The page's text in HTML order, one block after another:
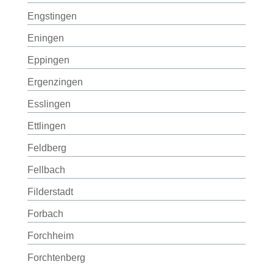
Engstingen
Eningen
Eppingen
Ergenzingen
Esslingen
Ettlingen
Feldberg
Fellbach
Filderstadt
Forbach
Forchheim
Forchtenberg